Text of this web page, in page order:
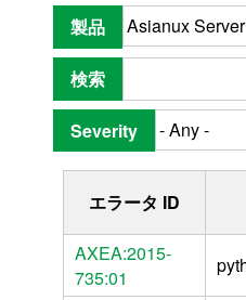
製品
検索
Severity
エラータ ID
AXEA:2015-
735:01